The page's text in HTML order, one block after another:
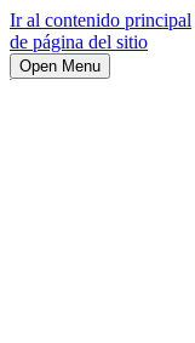
Ir al contenido principal
de página del sitio
Open Menu